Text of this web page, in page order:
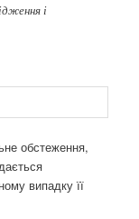
і
обстеження,
випадку її